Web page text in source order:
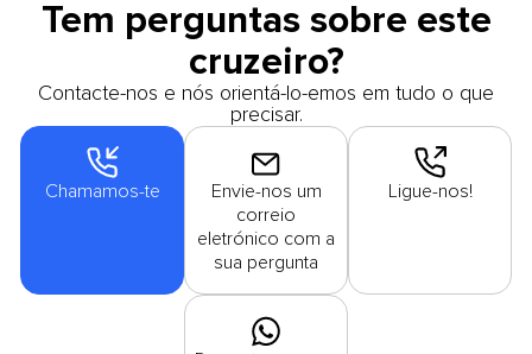
Tem perguntas sobre este
cruzeiro?
Contacte-nos e nós orientá-lo-emos em tudo o que
precisar.
Chamamos-te
Envie-nos um
correio
eletrónico com a
sua pergunta
Ligue-nos!